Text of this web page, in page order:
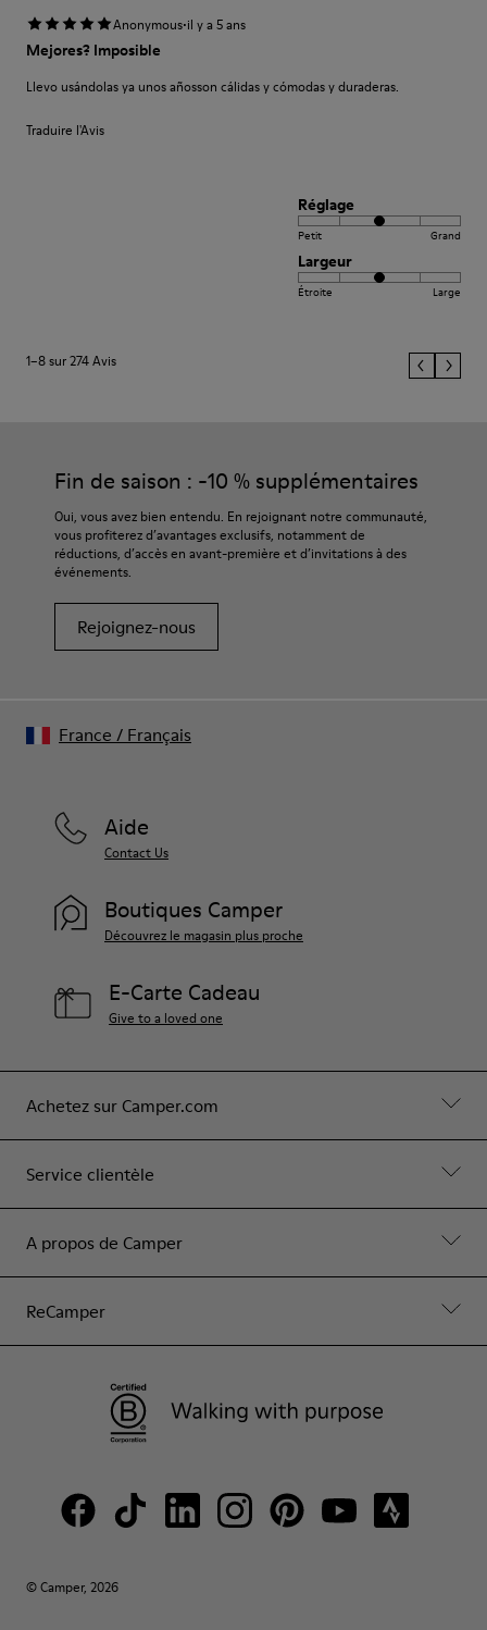
Anonymous·il y a 5 ans
Mejores? Imposible
Llevo usándolas ya unos añosson cálidas y cómodas y duraderas.
Traduire l'Avis
Réglage
Petit Grand
Largeur
Étroite Large
1–8 sur 274 Avis
Fin de saison : -10 % supplémentaires
Oui, vous avez bien entendu. En rejoignant notre communauté,
vous profiterez d’avantages exclusifs, notamment de
réductions, d’accès en avant-première et d’invitations à des
événements.
Rejoignez-nous
Achetez sur Camper.com
Service clientèle
A propos de Camper
ReCamper
Aide
Contact Us
Boutiques Camper
Découvrez le magasin plus proche
E-Carte Cadeau
Give to a loved one
© Camper, 2026
France / Français